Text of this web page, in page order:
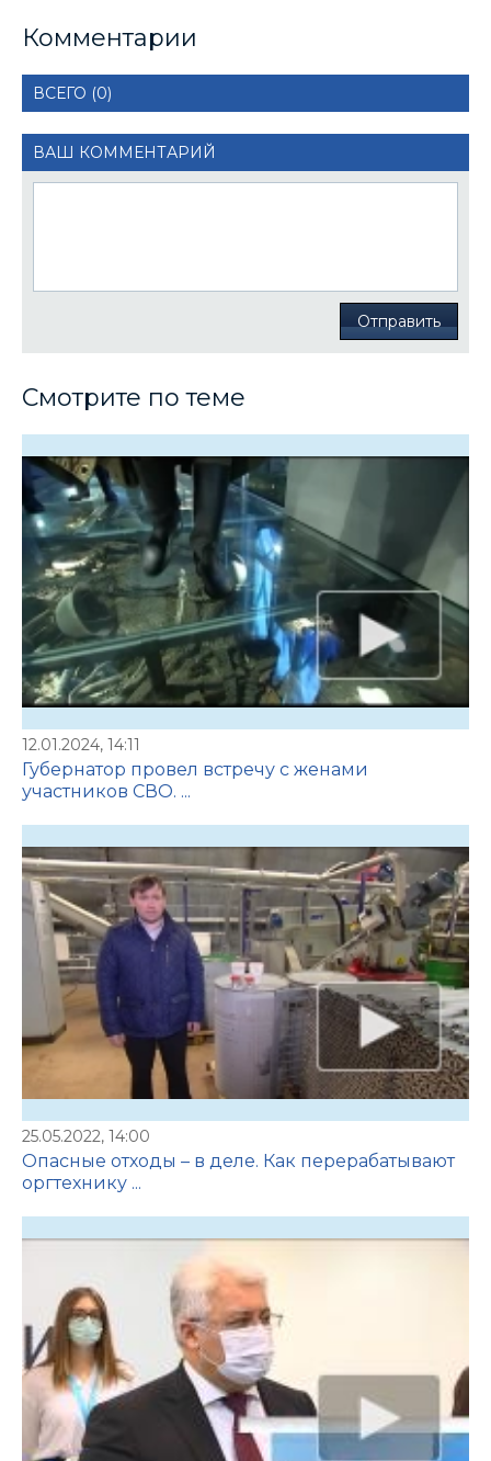
Комментарии
ВСЕГО (0)
ВАШ КОММЕНТАРИЙ
Отправить
Смотрите по теме
12.01.2024, 14:11
Губернатор провел встречу с женами
участников СВО. ...
25.05.2022, 14:00
Опасные отходы – в деле. Как перерабатывают
оргтехнику ...